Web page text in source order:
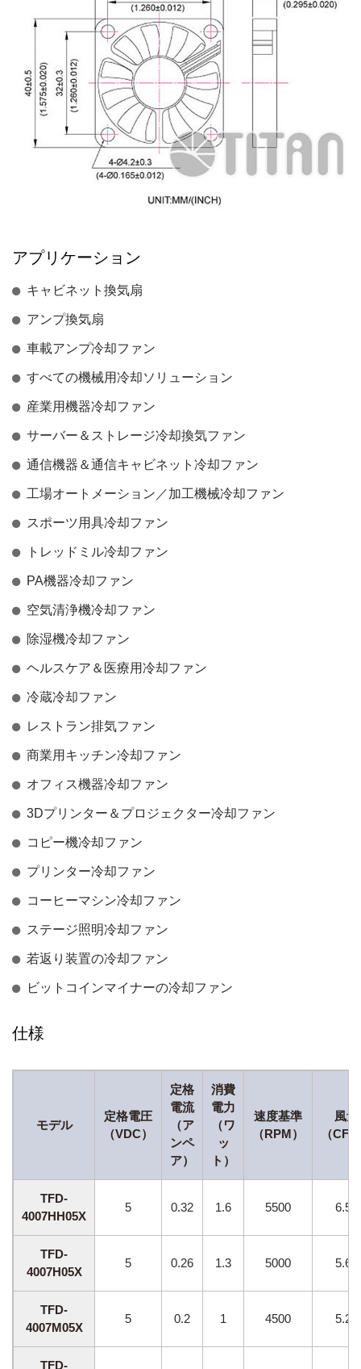
アプリケーション
キャビネット換気扇
アンプ換気扇
車載アンプ冷却ファン
すべての機械用冷却ソリューション
産業用機器冷却ファン
サーバー＆ストレージ冷却換気ファン
通信機器＆通信キャビネット冷却ファン
工場オートメーション／加工機械冷却ファン
スポーツ用具冷却ファン
トレッドミル冷却ファン
PA機器冷却ファン
空気清浄機冷却ファン
除湿機冷却ファン
ヘルスケア＆医療用冷却ファン
冷蔵冷却ファン
レストラン排気ファン
商業用キッチン冷却ファン
オフィス機器冷却ファン
3Dプリンター＆プロジェクター冷却ファン
コピー機冷却ファン
プリンター冷却ファン
コーヒーマシン冷却ファン
ステージ照明冷却ファン
若返り装置の冷却ファン
ビットコインマイナーの冷却ファン
仕様
モデル
定格電圧
（VDC）
定格
電流
（ア
ンペ
ア）
消費
電力
（ワ
ッ
ト）
速度基準
（RPM）
風量
（
TFD-
4007HH05X
5 0.32 1.6 5500 6.58
TFD-
4007H05X
5 0.26 1.3 5000 5.64
TFD-
4007M05X
5 0.2 1 4500 5.23
TFD-